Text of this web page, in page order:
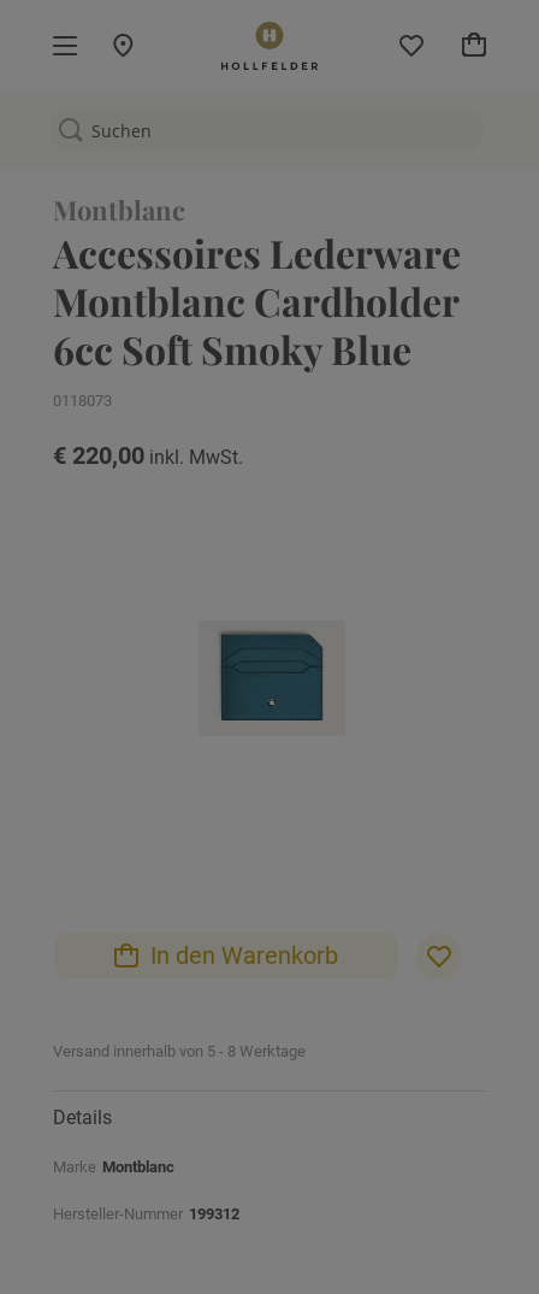
Mein
Montblanc
Accessoires Lederware
Montblanc Cardholder
6cc Soft Smoky Blue
0118073
€ 220,00
springen
In den Warenkorb
Versand innerhalb von 5 - 8 Werktage
Details
Marke Montblanc
Hersteller-Nummer 199312